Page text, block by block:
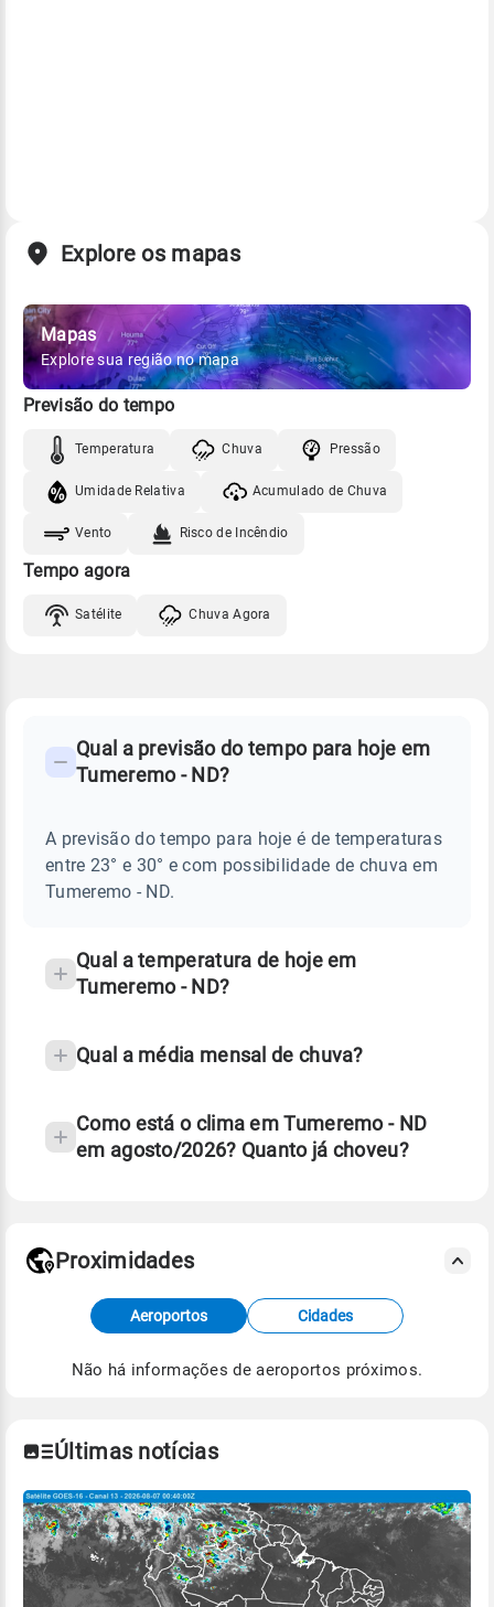
Explore os mapas
Mapas
Explore sua região no mapa
Previsão do tempo
Temperatura Chuva Pressão
Umidade Relativa Acumulado de Chuva
Vento Risco de Incêndio
Tempo agora
Satélite Chuva Agora
TEMPO
TUMEREMO
Perguntas
sobre
chuva
Qual a previsão do tempo para hoje em
Tumeremo - ND?
A previsão do tempo para hoje é de temperaturas
entre 23° e 30° e com possibilidade de chuva em
Tumeremo - ND.
Qual a temperatura de hoje em
Tumeremo - ND?
Qual a média mensal de chuva?
Como está o clima em Tumeremo - ND
em agosto/2026? Quanto já choveu?
Fonte: dados combinados de estações
meteorológicas e satélite do Centro de Previsão
de Tempo e Estudos Climáticos (CPTEC).
Proximidades
Aeroportos Cidades
Não há informações de aeroportos próximos.
Últimas notícias